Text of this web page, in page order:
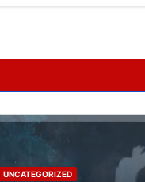
UNCATEGORIZED